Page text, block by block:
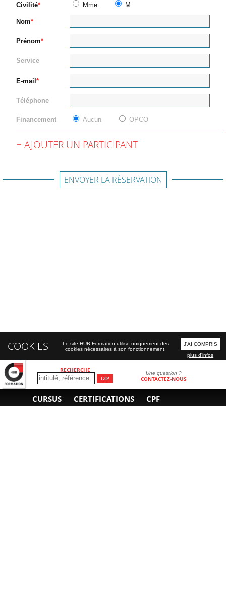
RECHERCHE Une question ?
CONTACTEZ-NOUS
CURSUS CERTIFICATIONS CPF
Civilité Mme M.
Nom
Prénom
Service
E-mail
Téléphone
Financement Aucun OPCO
AJOUTER UN PARTICIPANT
ENVOYER LA RÉSERVATION
COOKIES
Le site HUB Formation utilise uniquement des
cookies nécessaires à son fonctionnement.
J'AI COMPRIS
plus d'infos